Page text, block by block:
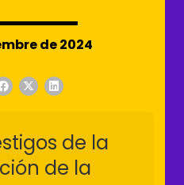
de 2024
de la
de la